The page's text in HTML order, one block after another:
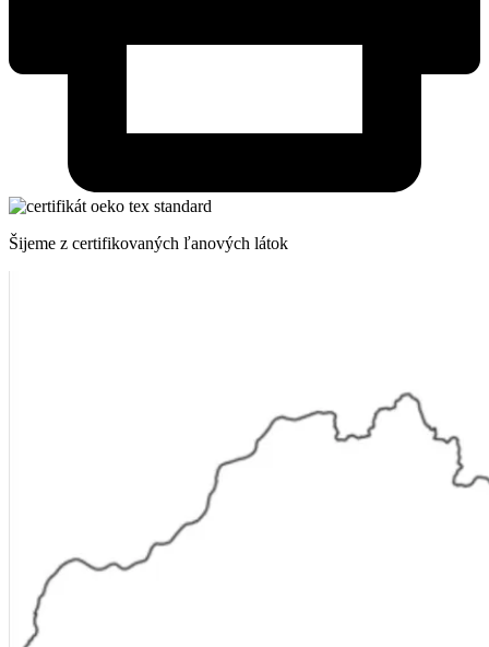
Šijeme z certifikovaných ľanových látok